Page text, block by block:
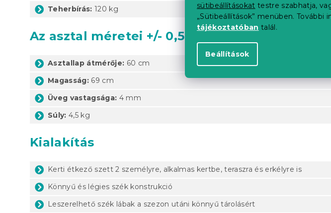
sütibeállításokat testre szabhatja,
„Sütibeállítások” menüben. További
tájékoztatóban talál.
Beállítások
Teherbírás: 120 kg
Az asztal méretei +/- 0,5 cm
Asztallap átmérője: 60 cm
Magasság: 69 cm
Üveg vastagsága: 4 mm
Súly: 4,5 kg
Kialakítás
Kerti étkező szett 2 személyre, alkalmas kertbe, teraszra és erkélyre is
Könnyű és légies szék konstrukció
Leszerelhető szék lábak a szezon utáni könnyű tárolásért